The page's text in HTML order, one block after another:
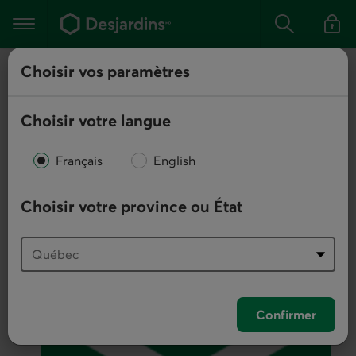
au
principal
Menu
principal
Rechercher
Vous
quittez
Nous trouver
Choisir vos paramètres
dialogue
seulement
première
Choisir votre langue
Français English
Choisir votre province ou État
Confirmer